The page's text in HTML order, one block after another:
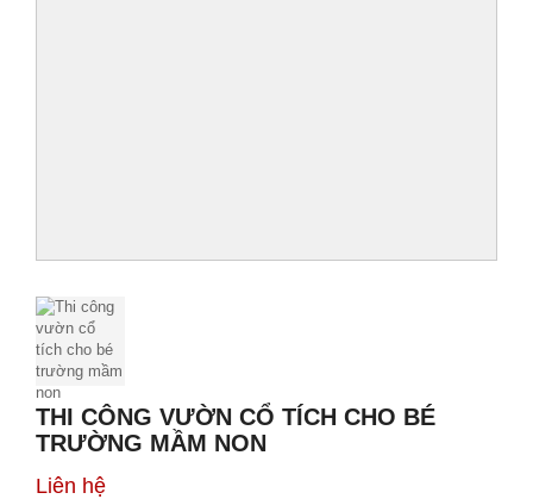
THI CÔNG VƯỜN CỔ TÍCH CHO BÉ
TRƯỜNG MẦM NON
Liên hệ